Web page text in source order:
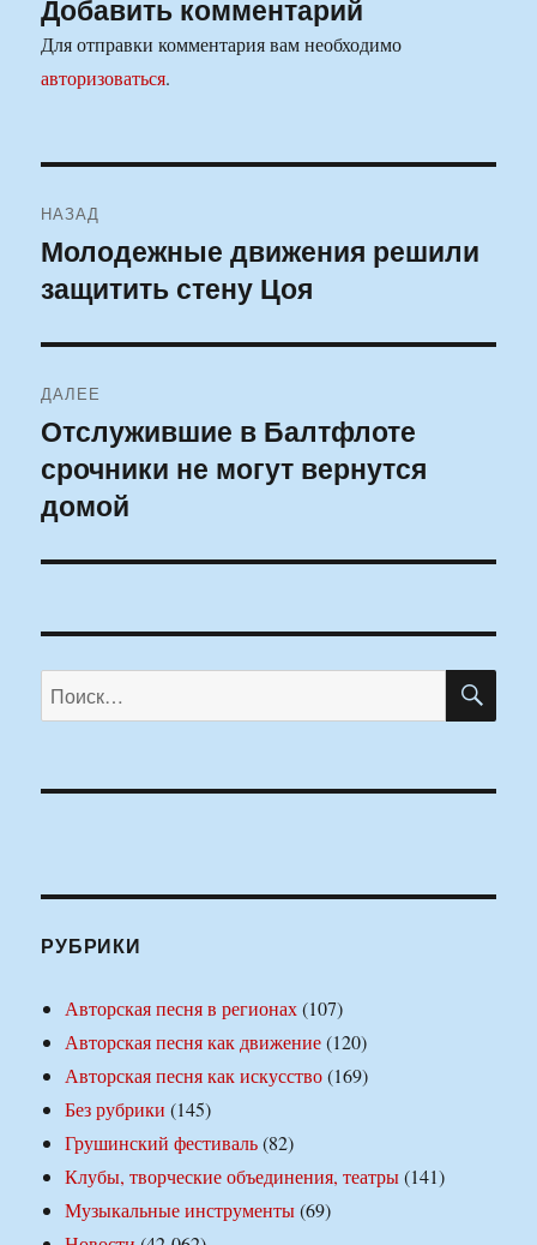
Добавить комментарий
Для отправки комментария вам необходимо
авторизоваться.
по
записям
НАЗАД
Предыдущая
запись:
Молодежные движения решили
защитить стену Цоя
ДАЛЕЕ
Следующая
запись:
Отслужившие в Балтфлоте
срочники не могут вернутся
домой
Искать:
РУБРИКИ
Авторская песня в регионах(107)
Авторская песня как движение(120)
Авторская песня как искусство(169)
Без рубрики (145)
Грушинский фестиваль(82)
Клубы, творческие объединения, театры(141)
Музыкальные инструменты(69)